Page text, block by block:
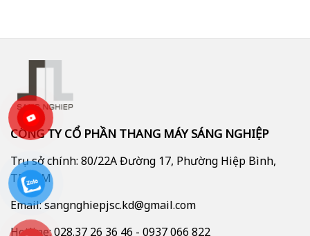
CÔNG TY CỔ PHẦN THANG MÁY SÁNG NGHIỆP
Trụ sở chính: 80/22A Đường 17, Phường Hiệp Bình,
TP.HCM
Email: sangnghiepjsc.kd@gmail.com
Hotline: 028.37 26 36 46 - 0937 066 822